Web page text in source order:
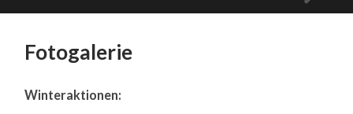
Fotogalerie
Winteraktionen: